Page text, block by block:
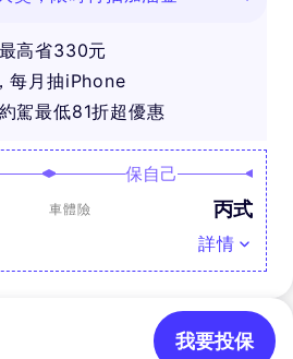
高省330元
每月抽iPhone
駕最低81折超優惠
保自己
車體險 丙式
詳情
我要投保